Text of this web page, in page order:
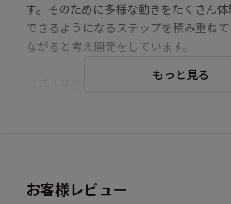
す。そのために多様な動きをたくさん体
できるようになるステップを積み重ね
ながると考え開発をしています。
もっと見る
お客様レビュー